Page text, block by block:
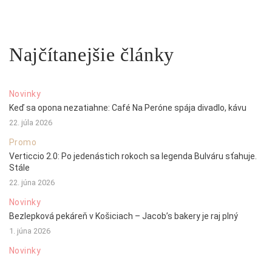
Najčítanejšie články
Novinky
Keď sa opona nezatiahne: Café Na Peróne spája divadlo, kávu
22. júla 2026
Promo
Verticcio 2.0: Po jedenástich rokoch sa legenda Bulváru sťahuje.
Stále
22. júna 2026
Novinky
Bezlepková pekáreň v Košiciach – Jacob’s bakery je raj plný
1. júna 2026
Novinky